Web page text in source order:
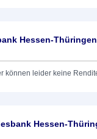
Hessen-
können leider keine
Hessen-